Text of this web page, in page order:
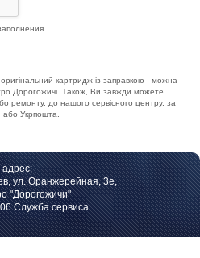
картридж із заправкою - можна
Дорогожичі. Також, Ви завжди можете
ремонту, до нашого сервісного центру, за
або Укрпошта.
ул. Оранжерейная, 3е,
"Дорогожичи"
Служба сервиса.